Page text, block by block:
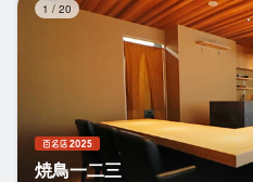
1 / 20
焼鳥一二三